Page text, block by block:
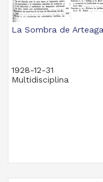
La Sombra de Arteaga
1928-12-31
Multidisciplina